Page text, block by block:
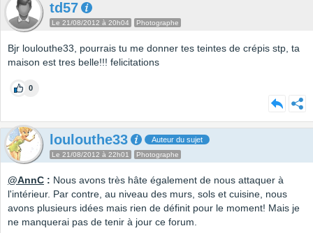
td57
Le 21/08/2012 à 20h04 Photographe
Bjr loulouthe33, pourrais tu me donner tes teintes de crépis stp, ta
maison est tres belle!!! felicitations
0
loulouthe33 Auteur du sujet
Le 21/08/2012 à 22h01 Photographe
@AnnC : Nous avons très hâte également de nous attaquer à
l'intérieur. Par contre, au niveau des murs, sols et cuisine, nous
avons plusieurs idées mais rien de définit pour le moment! Mais je
ne manquerai pas de tenir à jour ce forum.